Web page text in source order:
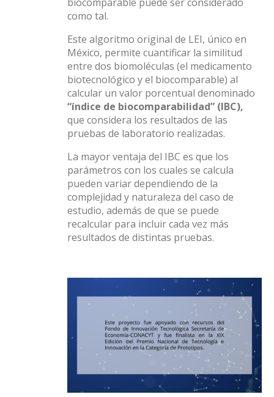
como tal.
Este algoritmo original de LEI, único en
México, permite cuantificar la similitud
entre dos biomoléculas (el medicamento
biotecnológico y el biocomparable) al
calcular un valor porcentual denominado
“índice de biocomparabilidad” (IBC),
que considera los resultados de las
pruebas de laboratorio realizadas.
La mayor ventaja del IBC es que los
parámetros con los cuales se calcula
pueden variar dependiendo de la
complejidad y naturaleza del caso de
estudio, además de que se puede
recalcular para incluir cada vez más
resultados de distintas pruebas.